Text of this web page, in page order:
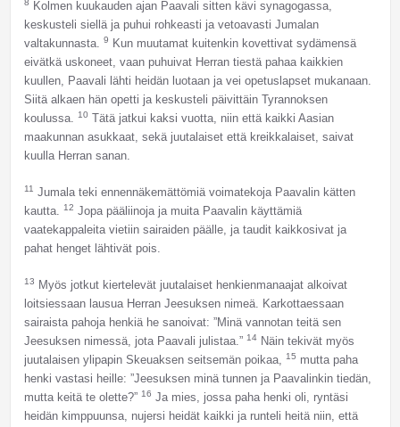
8
Kolmen kuukauden ajan Paavali sitten kävi synagogassa,
keskusteli siellä ja puhui rohkeasti ja vetoavasti Jumalan
valtakunnasta. 9
Kun muutamat kuitenkin kovettivat sydämensä
eivätkä uskoneet, vaan puhuivat Herran tiestä pahaa kaikkien
kuullen, Paavali lähti heidän luotaan ja vei opetuslapset mukanaan.
Siitä alkaen hän opetti ja keskusteli päivittäin Tyrannoksen
koulussa. 10 Tätä jatkui kaksi vuotta, niin että kaikki Aasian
maakunnan asukkaat, sekä juutalaiset että kreikkalaiset, saivat
kuulla Herran sanan.
11 Jumala teki ennennäkemättömiä voimatekoja Paavalin kätten
kautta. 12 Jopa pääliinoja ja muita Paavalin käyttämiä
vaatekappaleita vietiin sairaiden päälle, ja taudit kaikkosivat ja
pahat henget lähtivät pois.
13
Myös jotkut kiertelevät juutalaiset henkienmanaajat alkoivat
loitsiessaan lausua Herran Jeesuksen nimeä. Karkottaessaan
sairaista pahoja henkiä he sanoivat: ”Minä vannotan teitä sen
Jeesuksen nimessä, jota Paavali julistaa.” 14Näin tekivät myös
juutalaisen ylipapin Skeuaksen seitsemän poikaa, 15 mutta paha
henki vastasi heille: ”Jeesuksen minä tunnen ja Paavalinkin tiedän,
mutta keitä te olette?” 16 Ja mies, jossa paha henki oli, ryntäsi
heidän kimppuunsa, nujersi heidät kaikki ja runteli heitä niin, että